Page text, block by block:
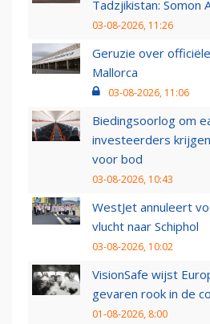
Tadzjikistan: Somon
03-08-2026, 11:26
Geruzie over
Mallorca
03-08-2026, 11:06
Biedingsoorlog om
investeerders
voor bod
03-08-2026, 10:43
WestJet annuleert
vlucht naar Schiphol
03-08-2026, 10:02
VisionSafe wijst
gevaren rook in de
01-08-2026, 8:00